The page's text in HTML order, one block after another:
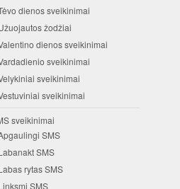
dienos sveikinimai
žodžiai
dienos sveikinimai
sveikinimai
sveikinimai
sveikinimai
sveikinimai
SMS
SMS
rytas SMS
SMS